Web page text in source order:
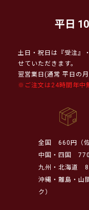
平日
土日・祝日は『受注』
せていただきます。
翌営業日(通常 平日の
※ご注文は24時間年中
全国
660円（佐
中国・四国
770
九州・北海道
沖縄・離島・山
ク）